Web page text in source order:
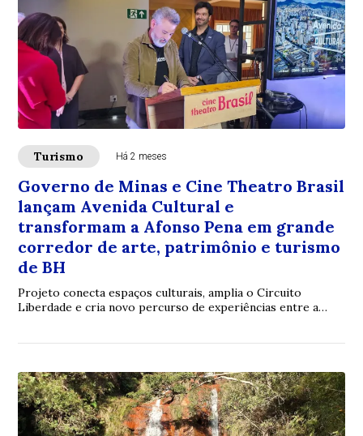
Turismo Há 2 meses
Governo de Minas e Cine Theatro Brasil
lançam Avenida Cultural e
transformam a Afonso Pena em grande
corredor de arte, patrimônio e turismo
de BH
Projeto conecta espaços culturais, amplia o Circuito
Liberdade e cria novo percurso de experiências entre a